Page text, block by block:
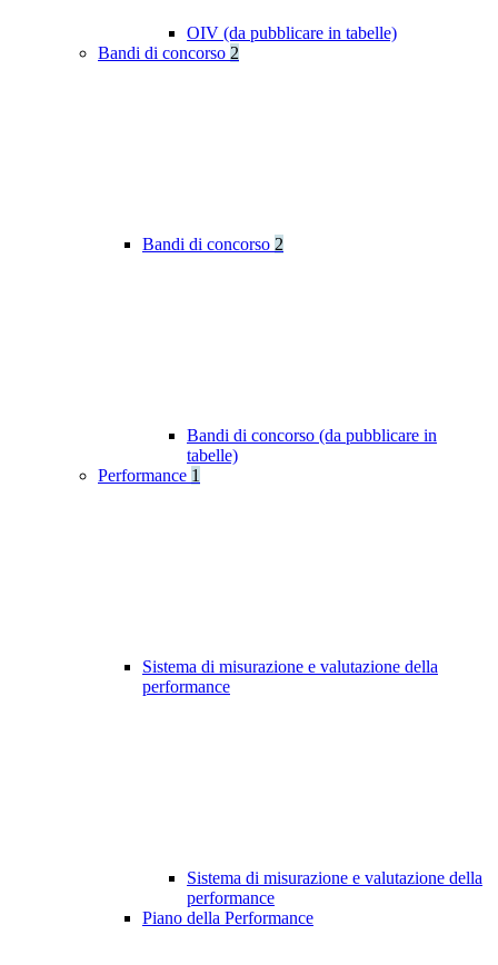
OIV (da pubblicare in tabelle)
Bandi di concorso 2
Bandi di concorso 2
Bandi di concorso (da pubblicare in
tabelle)
Performance 1
Sistema di misurazione e valutazione della
performance
Sistema di misurazione e valutazione della
performance
Piano della Performance